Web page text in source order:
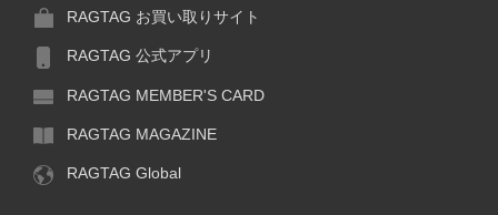
RAGTAG お買い取りサイト
RAGTAG 公式アプリ
RAGTAG MEMBER'S CARD
RAGTAG MAGAZINE
RAGTAG Global